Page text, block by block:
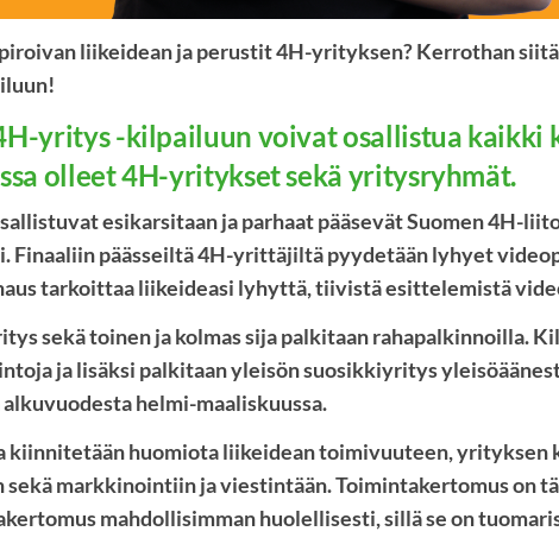
liikeidean ja perustit 4H-yrityksen? Kerrothan
yritys -kilpailuun voivat osallistua kaikki
olleet 4H-yritykset sekä yritysryhmät.
esikarsitaan ja parhaat pääsevät Suomen 4H-
Finaaliin päässeiltä 4H-yrittäjiltä pyydetään lyhyet
tarkoittaa liikeideasi lyhyttä, tiivistä esittelemistä
sekä toinen ja kolmas sija palkitaan rahapalkinnoilla.
ja lisäksi palkitaan yleisön suosikkiyritys
helmi-maaliskuussa.
kiinnitetään huomiota liikeidean toimivuuteen, yrityksen
sekä markkinointiin ja viestintään. Toimintakertomus on
mahdollisimman huolellisesti, sillä se on